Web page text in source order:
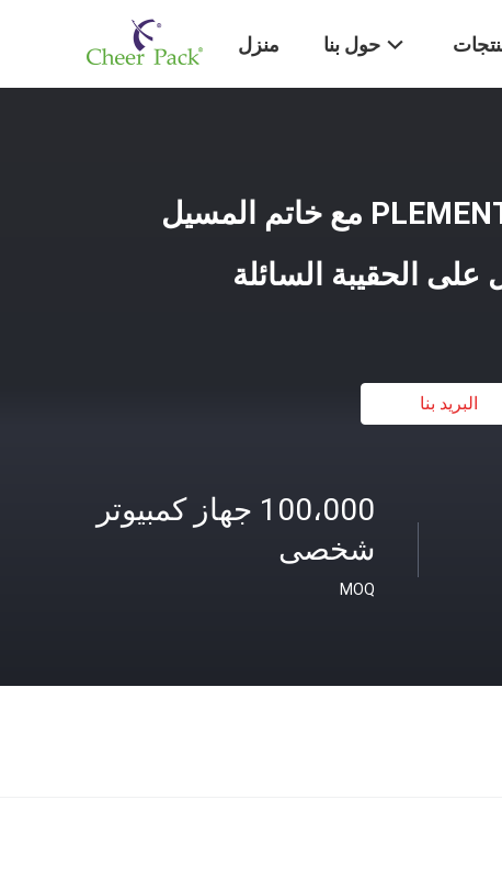
منزل حول بنا
39mm ارتفاع صب PLEMENT مع خاتم المسيل
الحقيبة السائلة
البريد بنا
100،000 جهاز كمبيوتر
شخصى
MOQ